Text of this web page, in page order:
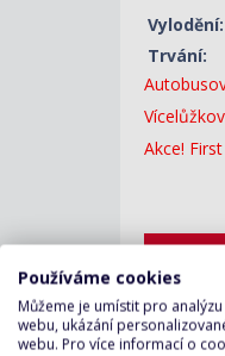
Vylodění:
Trvání:
Akce!
Používáme cookies
Můžeme je umístit pro
webu, ukázání
webu. Pro více informací o